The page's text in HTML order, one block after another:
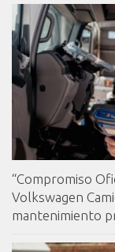
“Compromiso
Volkswagen
mantenimiento